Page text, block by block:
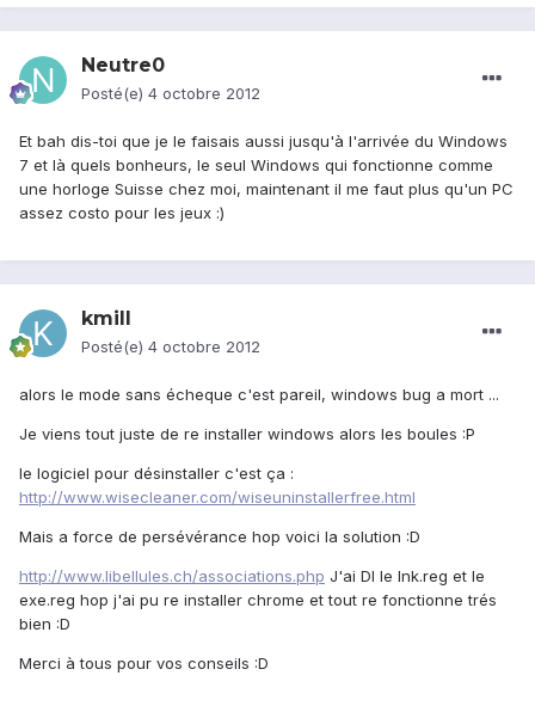
Neutre0
Posté(e) 4 octobre 2012
Et bah dis-toi que je le faisais aussi jusqu'à l'arrivée du Windows
7 et là quels bonheurs, le seul Windows qui fonctionne comme
une horloge Suisse chez moi, maintenant il me faut plus qu'un PC
assez costo pour les jeux :)
kmill
Posté(e) 4 octobre 2012
alors le mode sans écheque c'est pareil, windows bug a mort ...
Je viens tout juste de re installer windows alors les boules :P
le logiciel pour désinstaller c'est ça :
http://www.wisecleaner.com/wiseuninstallerfree.html
Mais a force de persévérance hop voici la solution :D
http://www.libellules.ch/associations.php J'ai Dl le lnk.reg et le
exe.reg hop j'ai pu re installer chrome et tout re fonctionne trés
bien :D
Merci à tous pour vos conseils :D